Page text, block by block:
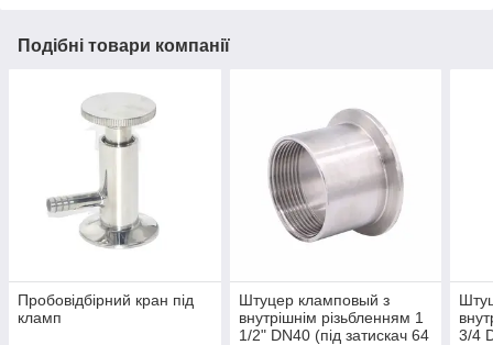
Подібні товари компанії
Пробовідбірний кран під
кламп
Штуцер кламповый з
внутрішнім різьбленням 1
1/2" DN40 (під затискач 64
3/4